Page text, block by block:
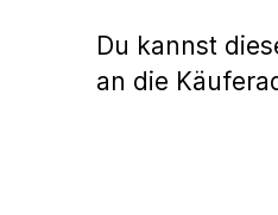
Du kannst
an die